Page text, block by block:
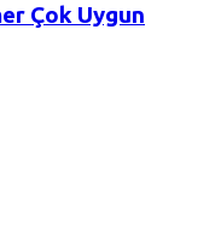
Çok Uygun